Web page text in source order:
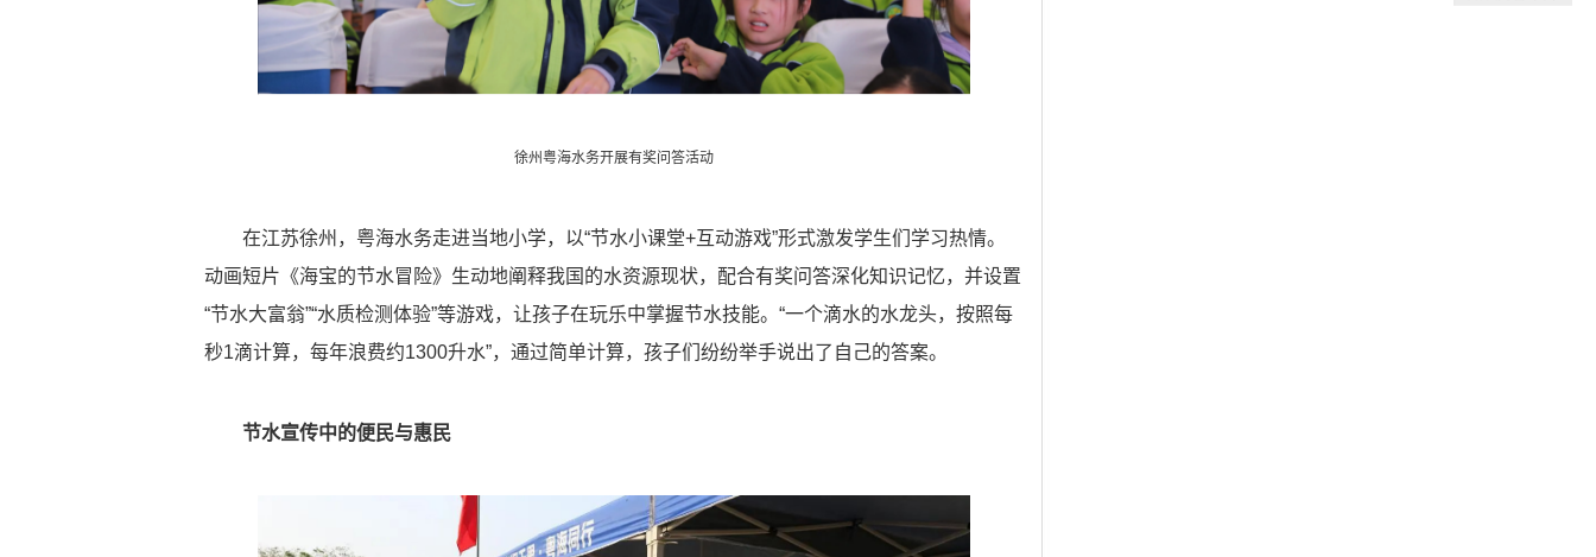
徐州粤海水务开展有奖问答活动
在江苏徐州，粤海水务走进当地小学，以“节水小课堂+互动游戏”形式激发学生们学习热情。
动画短片《海宝的节水冒险》生动地阐释我国的水资源现状，配合有奖问答深化知识记忆，并设置
“节水大富翁”“水质检测体验”等游戏，让孩子在玩乐中掌握节水技能。“一个滴水的水龙头，按照每
秒1滴计算，每年浪费约1300升水”，通过简单计算，孩子们纷纷举手说出了自己的答案。
节水宣传中的便民与惠民